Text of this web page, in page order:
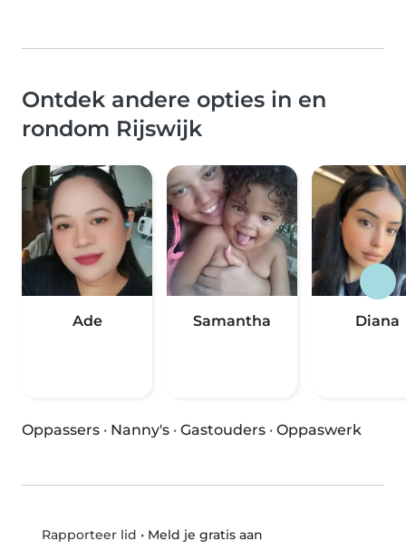
Ontdek andere opties in en
rondom Rijswijk
Ade Samantha Diana
Oppassers · Nanny's · Gastouders · Oppaswerk
Rapporteer lid • Meld je gratis aan